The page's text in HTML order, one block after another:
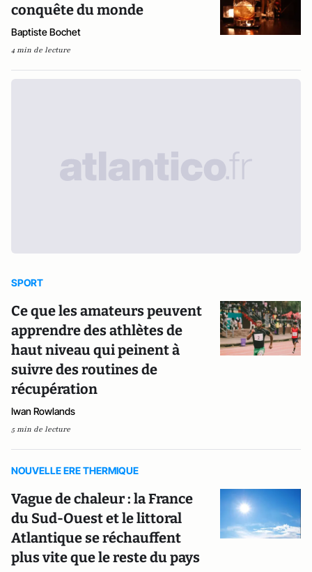
conquête du monde
Baptiste Bochet
4 min de lecture
SPORT
Ce que les amateurs peuvent
apprendre des athlètes de
haut niveau qui peinent à
suivre des routines de
récupération
Iwan Rowlands
5 min de lecture
NOUVELLE ERE THERMIQUE
Vague de chaleur : la France
du Sud-Ouest et le littoral
Atlantique se réchauffent
plus vite que le reste du pays